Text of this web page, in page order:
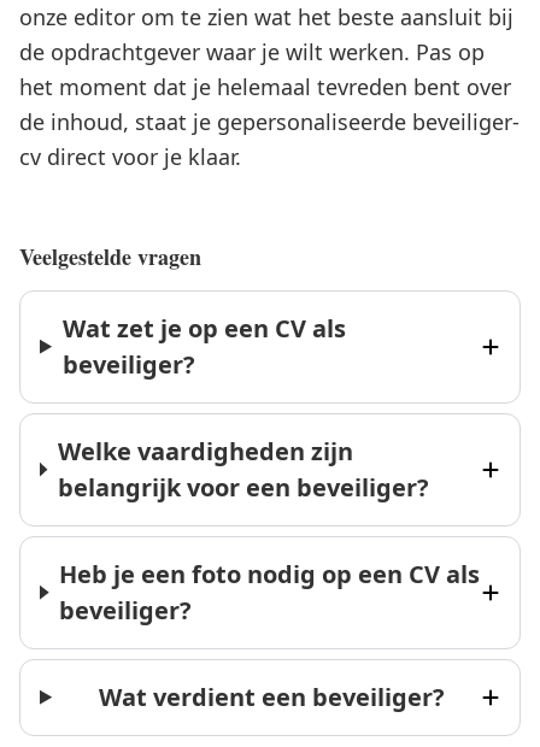
onze editor om te zien wat het beste aansluit bij
de opdrachtgever waar je wilt werken. Pas op
het moment dat je helemaal tevreden bent over
de inhoud, staat je gepersonaliseerde beveiliger-
cv direct voor je klaar.
Veelgestelde vragen
Wat zet je op een CV als
beveiliger?
Welke vaardigheden zijn
belangrijk voor een beveiliger?
Heb je een foto nodig op een CV als
beveiliger?
Wat verdient een beveiliger?